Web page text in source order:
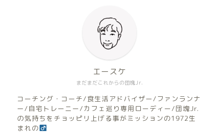
まだまだこれからの団塊Jr.
エースケ
コーチング・コーチ/食生活アドバイザー/ファンランナ
ー/自宅トレーニー/カフェ巡り専用ローディー/団塊Jr.
の気持ちをチョッピリ上げる事がミッションの1972生
まれの